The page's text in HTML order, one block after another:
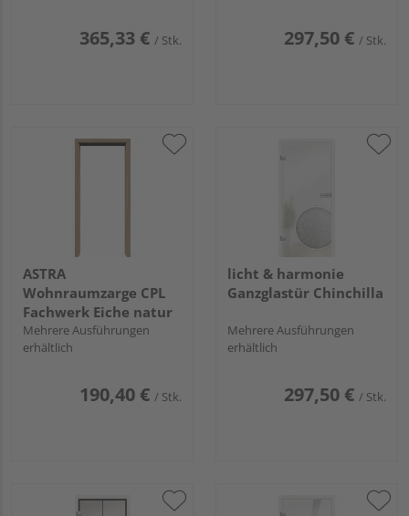
365,33 € / Stk. 297,50 € / Stk.
ASTRA
Wohnraumzarge CPL
Fachwerk Eiche natur
Mehrere Ausführungen
erhältlich
190,40 € / Stk.
licht & harmonie
Ganzglastür Chinchilla
Mehrere Ausführungen
erhältlich
297,50 € / Stk.